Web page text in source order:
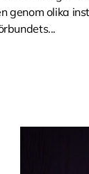
genom olika